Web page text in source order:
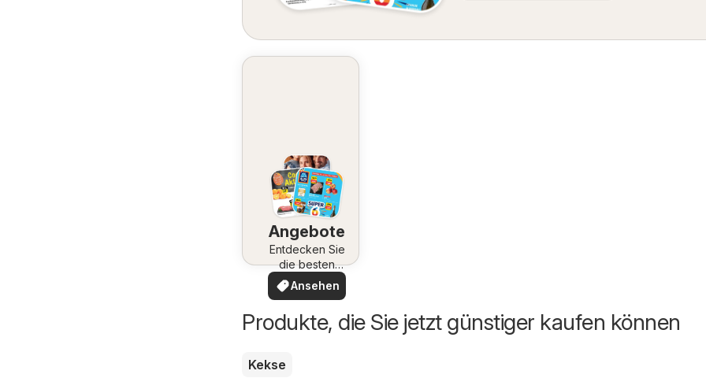
Angebote
Entdecken Sie
die besten
Angebote
Ansehen
Produkte, die Sie jetzt günstiger kaufen können
Kekse